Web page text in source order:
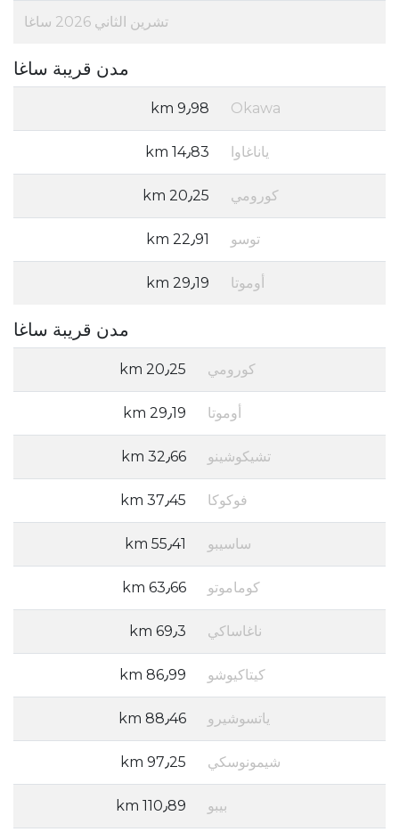
تشرين الثاني 2026 ساغا
مدن قريبة ساغا
Okawa 9٫98 km
ياناغاوا 14٫83 km
كورومي 20٫25 km
توسو 22٫91 km
أوموتا 29٫19 km
مدن قريبة ساغا
كورومي 20٫25 km
أوموتا 29٫19 km
تشيكوشينو 32٫66 km
فوكوكا 37٫45 km
ساسيبو 55٫41 km
كوماموتو 63٫66 km
ناغاساكي 69٫3 km
كيتاكيوشو 86٫99 km
ياتسوشيرو 88٫46 km
شيمونوسكي 97٫25 km
بيبو 110٫89 km